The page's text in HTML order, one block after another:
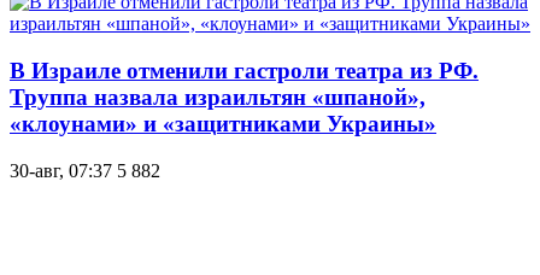
В Израиле отменили гастроли театра из РФ.
Труппа назвала израильтян «шпаной»,
«клоунами» и «защитниками Украины»
30-авг, 07:37 5 882